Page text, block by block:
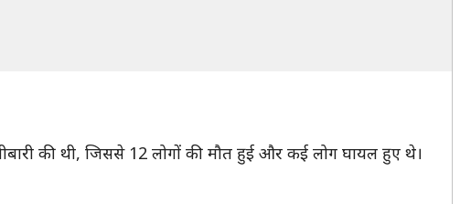
की थी, जिससे 12 लोगों की मौत हुई और कई लोग घायल हुए थे।